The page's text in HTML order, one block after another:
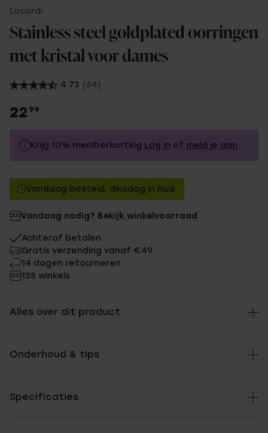
Lucardi
Stainless steel goldplated oorringen
met kristal voor dames
4.73 (64)
22 99
Krijg 10% memberkorting Log in of meld je aan
Zonder memberkorting
Met memberkorting
Vandaag besteld, dinsdag in huis
Vandaag nodig? Bekijk winkelvoorraad
Achteraf betalen
Gratis verzending vanaf €49
14 dagen retourneren
138 winkels
Alles over dit product
Onderhoud & tips
Specificaties